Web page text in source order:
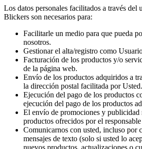
Los datos personales facilitados a través del
Blickers son necesarios para:
Facilitarle un medio para que pueda
nosotros.
Gestionar el alta/registro como
Facturación de los productos y/o
de la página web.
Envío de los productos adquiridos a
la dirección postal facilitada por Usted.
Ejecución del pago de los productos
ejecución del pago de los productos
El envío de promociones y publicidad
productos ofrecidos por el
Comunicarnos con usted, incluso por
mensajes de texto (solo si usted lo
nuevos productos, actualizaciones o